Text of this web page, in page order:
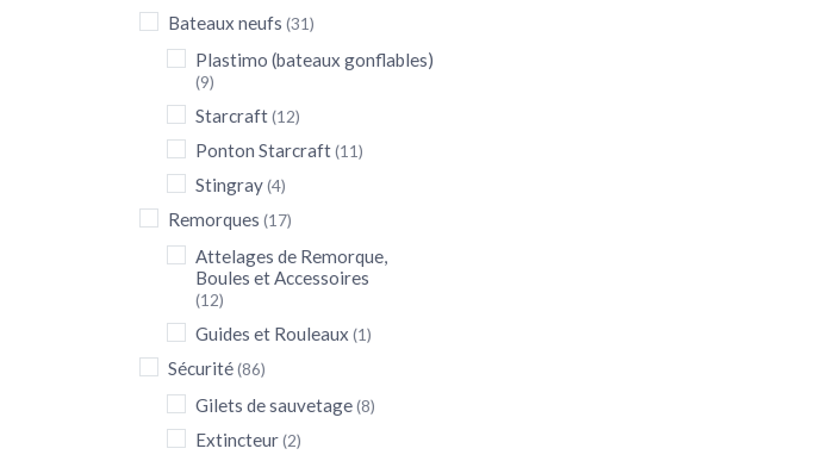
Bateaux neufs (31)
Plastimo (bateaux gonflables)
(9)
Starcraft(12)
Ponton Starcraft(11)
Stingray(4)
Remorques (17)
Attelages de Remorque,
Boules et Accessoires
(12)
Guides et Rouleaux (1)
Sécurité(86)
Gilets de sauvetage(8)
Extincteur(2)